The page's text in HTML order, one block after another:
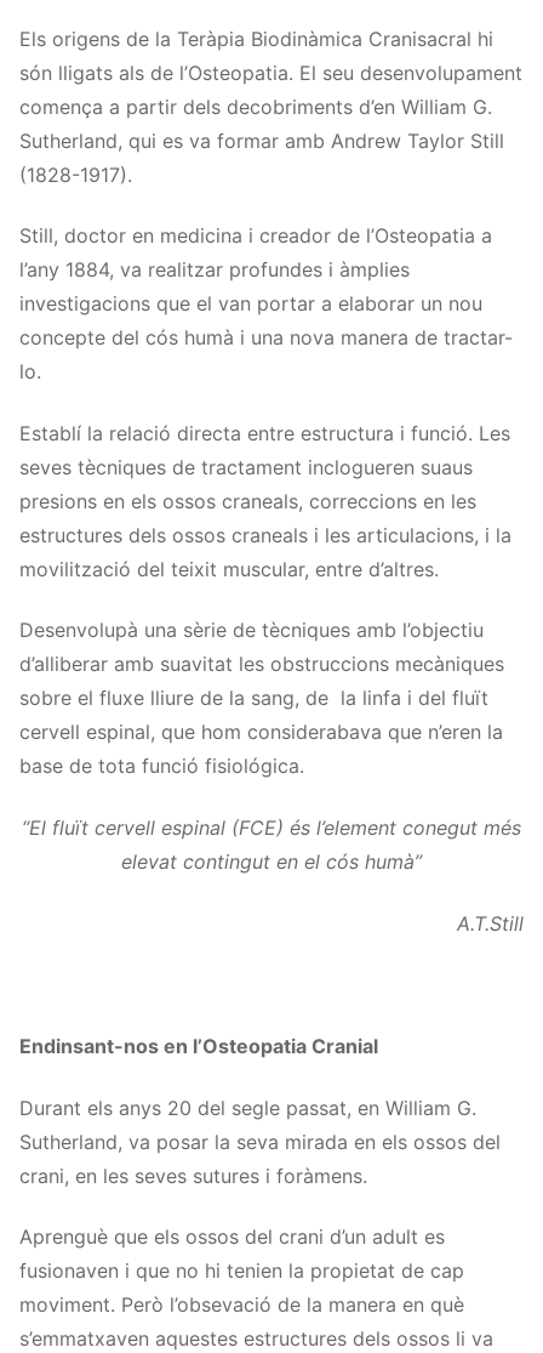
Els origens de la Teràpia Biodinàmica Cranisacral hi
són lligats als de l’Osteopatia. El seu desenvolupament
comença a partir dels decobriments d’en William G.
Sutherland, qui es va formar amb Andrew Taylor Still
(1828-1917).
Still, doctor en medicina i creador de l’Osteopatia a
l’any 1884, va realitzar profundes i àmplies
investigacions que el van portar a elaborar un nou
concepte del cós humà i una nova manera de tractar-
lo.
Establí la relació directa entre estructura i funció. Les
seves tècniques de tractament inclogueren suaus
presions en els ossos craneals, correccions en les
estructures dels ossos craneals i les articulacions, i la
movilització del teixit muscular, entre d’altres.
Desenvolupà una sèrie de tècniques amb l’objectiu
d’alliberar amb suavitat les obstruccions mecàniques
sobre el fluxe lliure de la sang, de la linfa i del fluït
cervell espinal, que hom considerabava que n’eren la
base de tota funció fisiológica.
“El fluït cervell espinal (FCE) és l’element conegut més
elevat contingut en el cós humà”
A.T.Still
Endinsant-nos en l’Osteopatia Cranial
Durant els anys 20 del segle passat, en William G.
Sutherland, va posar la seva mirada en els ossos del
crani, en les seves sutures i foràmens.
Aprenguè que els ossos del crani d’un adult es
fusionaven i que no hi tenien la propietat de cap
moviment. Però l’obsevació de la manera en què
s’emmatxaven aquestes estructures dels ossos li va